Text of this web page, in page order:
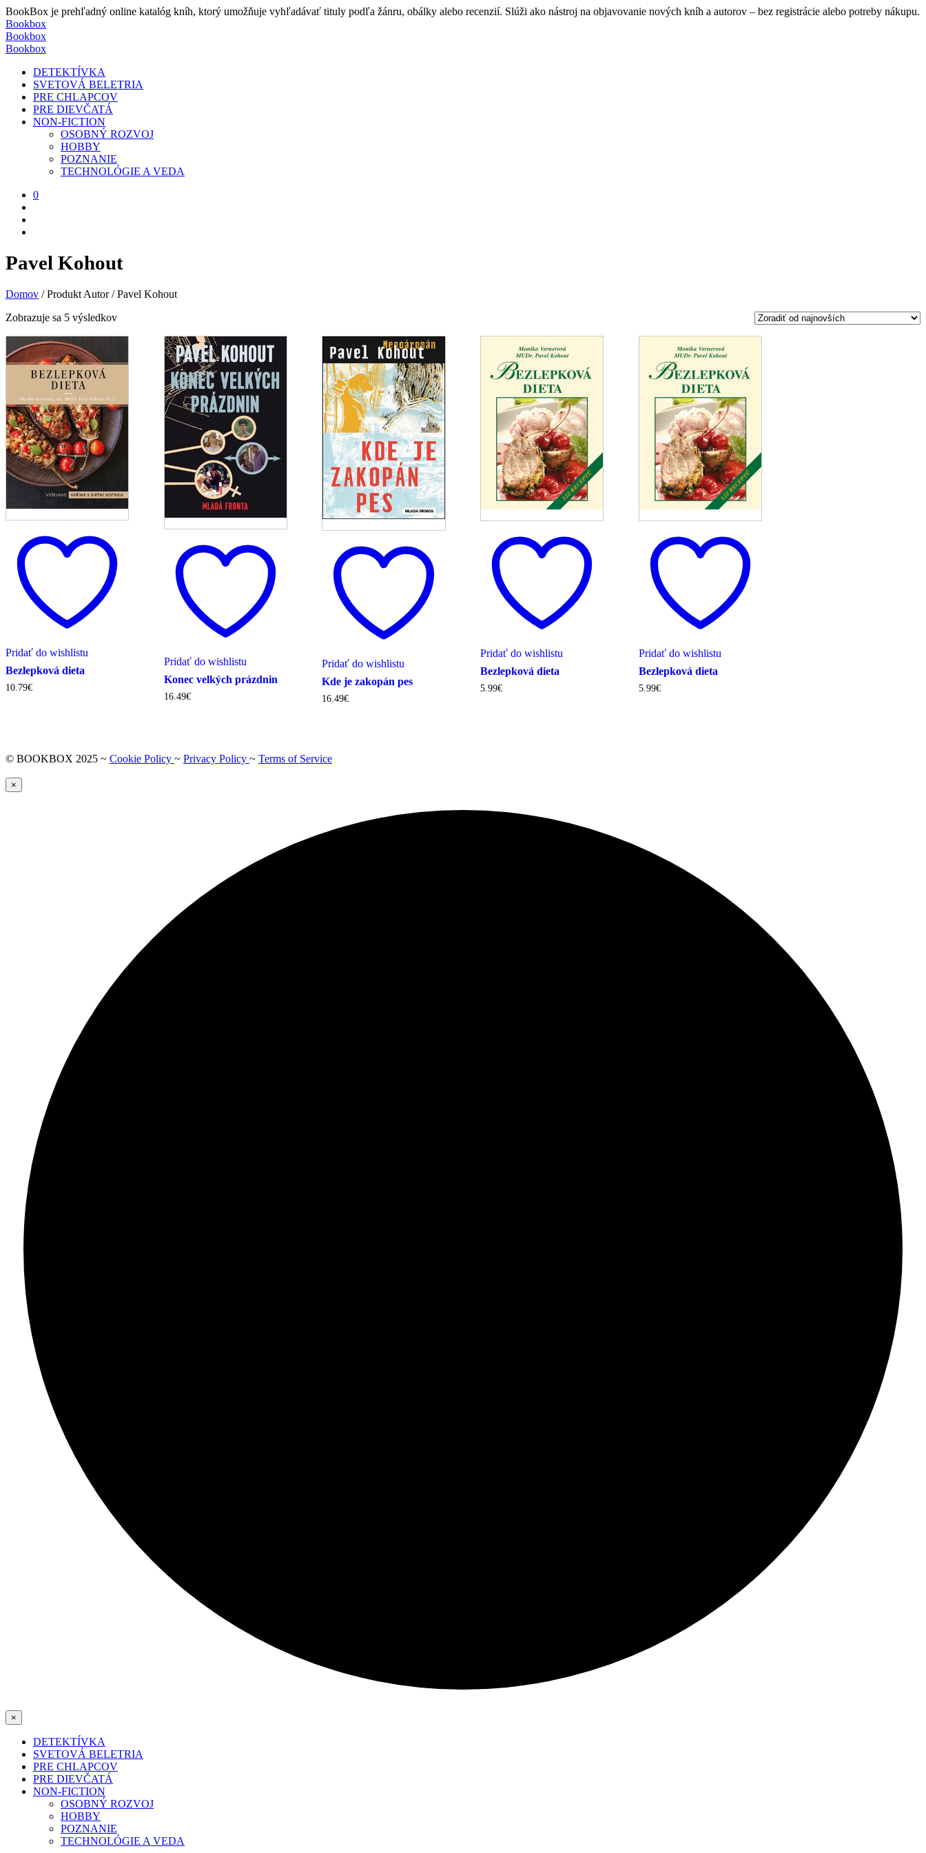
BookBox je prehľadný online katalóg kníh, ktorý umožňuje vyhľadávať tituly podľa žánru, obálky alebo recenzií. Slúži ako nástroj na objavovanie nových kníh a autorov – bez registrácie alebo potreby nákupu.
Bookbox
Bookbox
Bookbox
DETEKTÍVKA
SVETOVÁ BELETRIA
PRE CHLAPCOV
PRE DIEVČATÁ
NON-FICTION
OSOBNÝ ROZVOJ
HOBBY
POZNANIE
TECHNOLÓGIE A VEDA
0
Pavel Kohout
Domov /Produkt Autor/Pavel Kohout
Zobrazuje sa 5 výsledkovZoradené
Pridať do wishlistu
Bezlepková dieta
10.79€
Pridať do wishlistu
Konec velkých prázdnin
16.49€
Pridať do wishlistu
Kde je zakopán pes
16.49€
Pridať do wishlistu
Bezlepková dieta
5.99€
Pridať do wishlistu
Bezlepková dieta
5.99€
© BOOKBOX 2025 ~ Cookie Policy ~ Privacy Policy ~ Terms of Service
×
×
DETEKTÍVKA
SVETOVÁ BELETRIA
PRE CHLAPCOV
PRE DIEVČATÁ
NON-FICTION
OSOBNÝ ROZVOJ
HOBBY
POZNANIE
TECHNOLÓGIE A VEDA